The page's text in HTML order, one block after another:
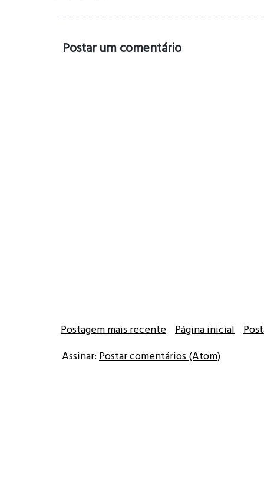
Postar um comentário
Postagem mais recente Página inicial
Assinar: Postar comentários (Atom)